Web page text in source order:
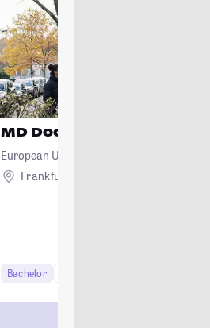
MD Doctor of Medicine
European University Cyprus
Frankfurt am Main
Bachelor